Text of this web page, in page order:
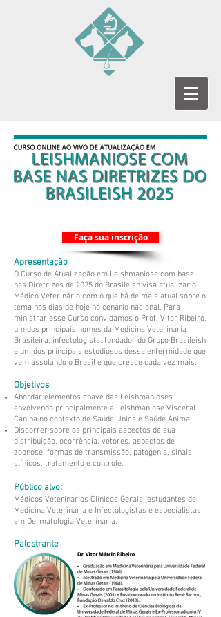
Faça sua inscrição
Apresentação
O Curso de Atualização em Leishmaniose com base
nas Diretrizes de 2025 do Brasileish visa atualizar o
Médico Veterinário com o que há de mais atual sobre o
tema nos dias de hoje no cenário nacional. Para
ministrar esse Curso convidamos o Prof. Vitor Ribeiro,
um dos principais nomes da Medicina Veterinária
Brasileira, infectologista, fundador do Grupo Brasileish
e um dos principais estudiosos dessa enfermidade que
vem assolando o Brasil e que cresce cada vez mais.
Objetivos
Abordar elementos chave das Leishmanioses
envolvendo principalmente a Leishmaniose Visceral
Canina no contexto de Saúde Única e Saúde Animal.
Discorrer sobre os principais aspectos de sua
distribuição, ocorrência, vetores, aspectos de
zoonose, formas de transmissão, patogenia, sinais
clínicos, tratamento e controle.
Público alvo:
Médicos Veterinários Clínicos Gerais, estudantes de
Medicina Veterinária e Infectologistas e especialistas
em Dermatologia Veterinária.
Palestrante